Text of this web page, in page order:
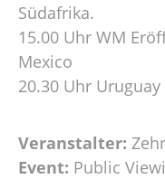
Südafrika.
15.00 Uhr WM
Mexico
20.30 Uhr
Veranstalter:
Event: Public